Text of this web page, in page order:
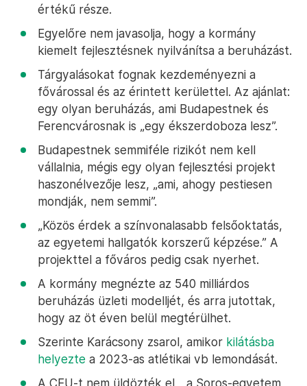
értékű része.
Egyelőre nem javasolja, hogy a kormány
kiemelt fejlesztésnek nyilvánítsa a beruházást.
Tárgyalásokat fognak kezdeményezni a
fővárossal és az érintett kerülettel. Az ajánlat:
egy olyan beruházás, ami Budapestnek és
Ferencvárosnak is „egy ékszerdoboza lesz”.
Budapestnek semmiféle rizikót nem kell
vállalnia, mégis egy olyan fejlesztési projekt
haszonélvezője lesz, „ami, ahogy pestiesen
mondják, nem semmi”.
„Közös érdek a színvonalasabb felsőoktatás,
az egyetemi hallgatók korszerű képzése.” A
projekttel a főváros pedig csak nyerhet.
A kormány megnézte az 540 milliárdos
beruházás üzleti modelljét, és arra jutottak,
hogy az öt éven belül megtérülhet.
Szerinte Karácsony zsarol, amikor kilátásba
helyezte a 2023-as atlétikai vb lemondását.
A CEU-t nem üldözték el, „a Soros-egyetem